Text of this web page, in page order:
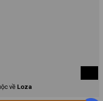
về Loza